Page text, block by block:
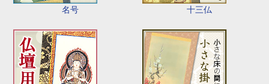
名号 十三仏